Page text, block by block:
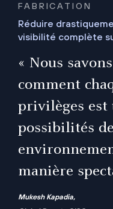
FABRICATION
Réduire
visibilité complète
« Nous
comment
privilèges est
possibilités
manière
Mukesh Kapadia,